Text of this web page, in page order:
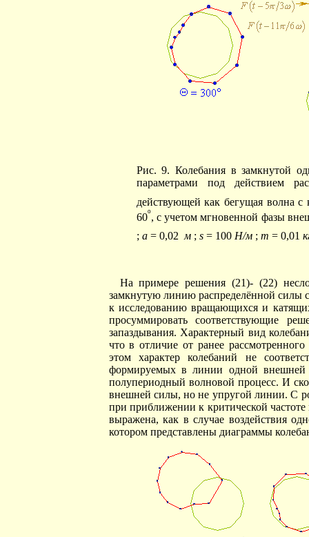
Рис. 9. Колебания в замкнутой
параметрами под действием
действующей как бегущая волна
60o, с учетом мгновенной фазы
; a= 0,02м; s= 100 Н/м; m = 0,01
На примере решения (21)- (22)
замкнутую линию распределённой силы
к исследованию вращающихся и
просуммировать соответствующие
запаздывания. Характерный вид
что в отличие от ранее
этом характер колебаний не
формируемых в линии одной внешней
полупериодный волновой процесс. И
внешней силы, но не упругой линии. С
при приближении к критической частоте
выражена, как в случае воздействия
котором представлены диаграммы